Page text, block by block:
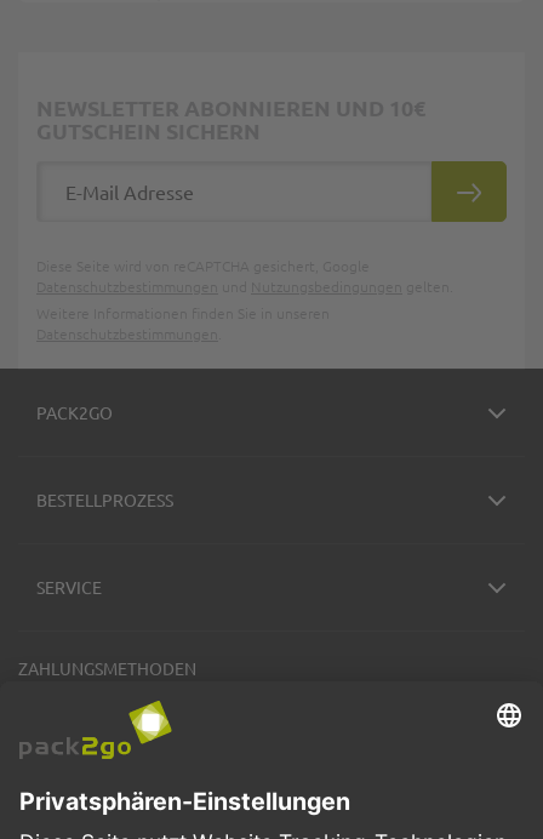
PACK2GO
BESTELLPROZESS
SERVICE
ZAHLUNGSMETHODEN
VERSANDARTEN